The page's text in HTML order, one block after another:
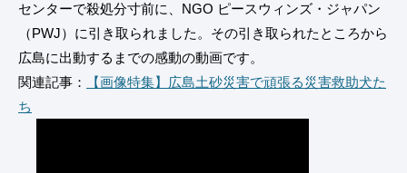
センターで殺処分寸前に、NGO ピースウィンズ・ジャパン
（PWJ）に引き取られました。その引き取られたところから
広島に出動するまでの感動の動画です。
関連記事：
【画像特集】広島土砂災害で頑張る災害救助犬た
ち